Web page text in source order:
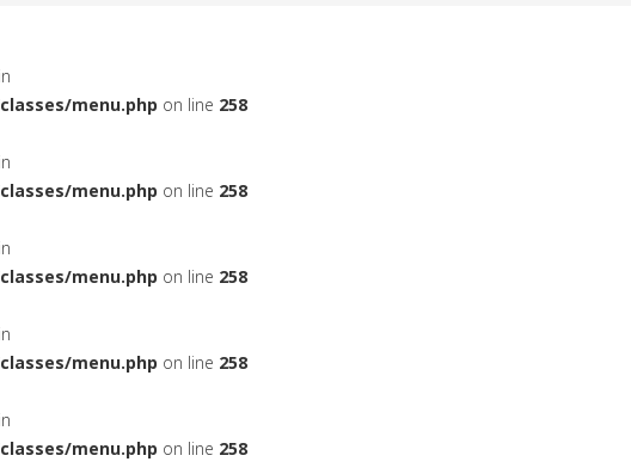
menu.php on line 258
menu.php on line 258
menu.php on line 258
menu.php on line 258
menu.php on line 258